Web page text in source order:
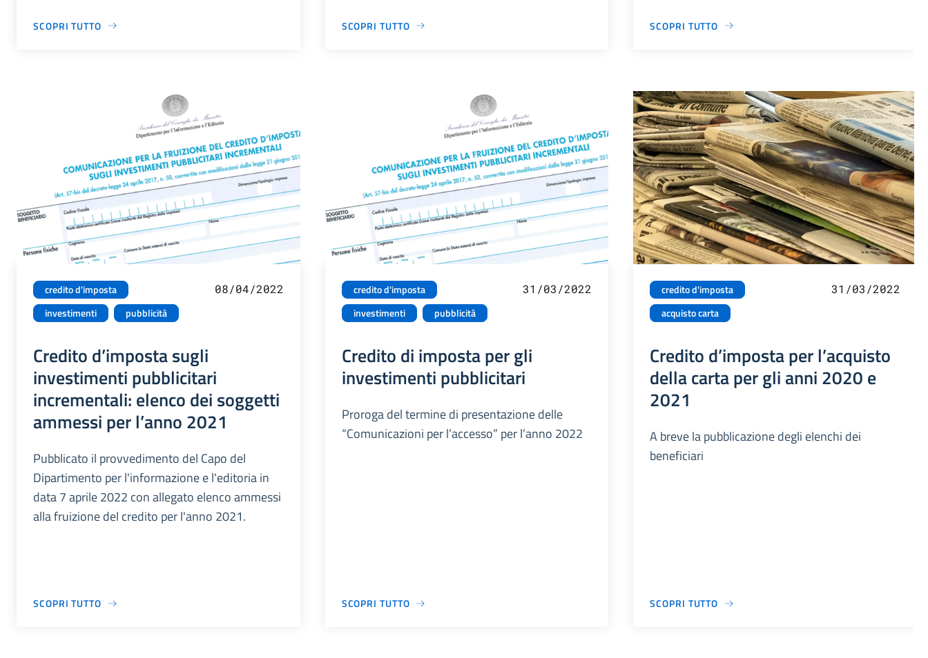
SCOPRI TUTTO SCOPRI TUTTO SCOPRI TUTTO
credito d'imposta
investimenti
pubblicità
08/04/2022
Credito d’imposta sugli
investimenti pubblicitari
incrementali: elenco dei soggetti
ammessi per l’anno 2021
Pubblicato il provvedimento del Capo del
Dipartimento per l'informazione e l'editoria in
data 7 aprile 2022 con allegato elenco ammessi
alla fruizione del credito per l'anno 2021.
SCOPRI TUTTO
credito d'imposta
investimenti
pubblicità
31/03/2022
Credito di imposta per gli
investimenti pubblicitari
Proroga del termine di presentazione delle
“Comunicazioni per l’accesso” per l’anno 2022
SCOPRI TUTTO
credito d'imposta
acquisto carta
31/03/2022
Credito d’imposta per l’acquisto
della carta per gli anni 2020 e
2021
A breve la pubblicazione degli elenchi dei
beneficiari
SCOPRI TUTTO